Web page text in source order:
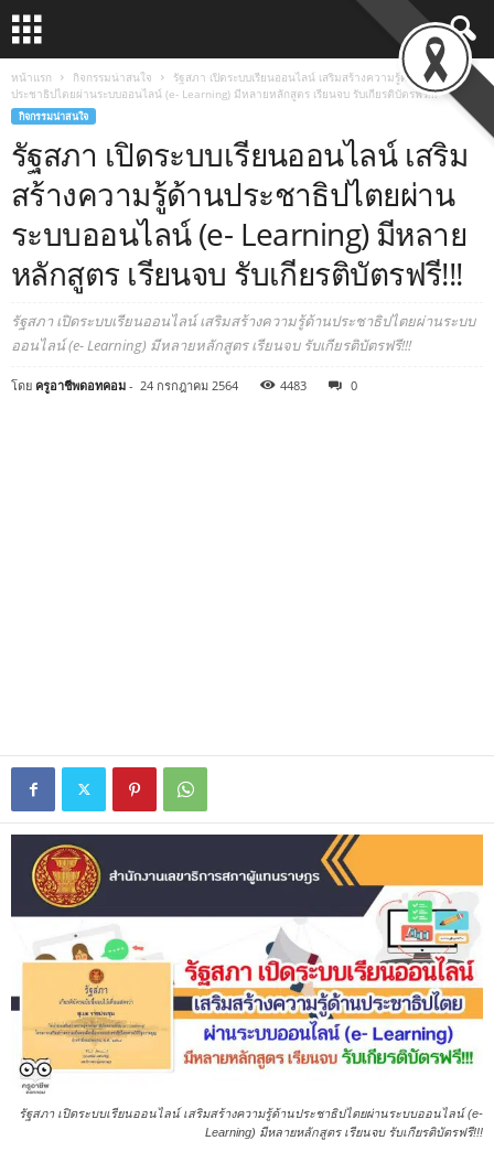
หน้าแรก กิจกรรมน่าสนใจ
รัฐสภา เปิดระบบเรียนออนไลน์ เสริมสร้างความรู้ด้าน
ประชาธิปไตยผ่านระบบออนไลน์ (e- Learning) มีหลายหลักสูตร เรียนจบ รับเกียรติ​บัตรฟรี!!!
กิจกรรมน่าสนใจ
รัฐสภา เปิดระบบเรียนออนไลน์ เสริม
สร้างความรู้ด้านประชาธิปไตยผ่าน
ระบบออนไลน์ (e- Learning) มีหลาย
หลักสูตร เรียนจบ รับเกียรติ​บัตรฟรี!!!
รัฐสภา เปิดระบบเรียนออนไลน์ เสริมสร้างความรู้ด้านประชาธิปไตยผ่านระบบ
ออนไลน์ (e- Learning) มีหลายหลักสูตร เรียนจบ รับเกียรติ​บัตรฟรี!!!
โดย ครูอาชีพดอทคอม - 24 กรกฎาคม 2564 4483 0
รัฐสภา เปิดระบบเรียนออนไลน์ เสริมสร้างความรู้ด้านประชาธิปไตยผ่านระบบออนไลน์ (e-
Learning) มีหลายหลักสูตร เรียนจบ รับเกียรติ​บัตรฟรี!!!